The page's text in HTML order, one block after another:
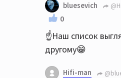
bluesevich
0
☝️Наш список
другому😁
Hifi-man